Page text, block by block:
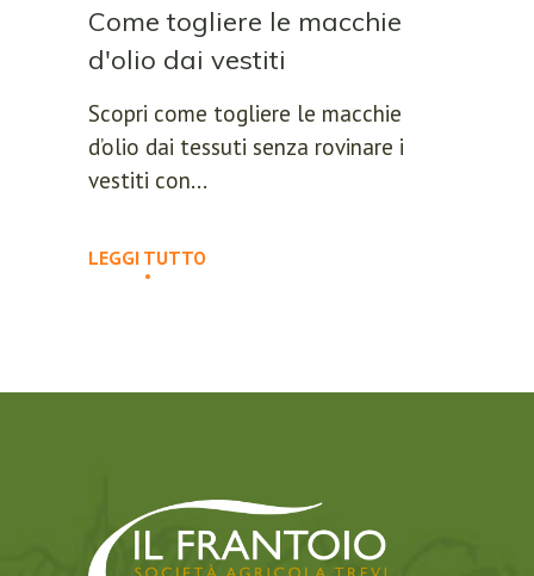
Come togliere le macchie
d'olio dai vestiti
Scopri come togliere le macchie
d’olio dai tessuti senza rovinare i
vestiti con...
LEGGI TUTTO